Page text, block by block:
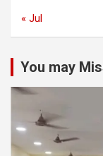
« Jul
You may